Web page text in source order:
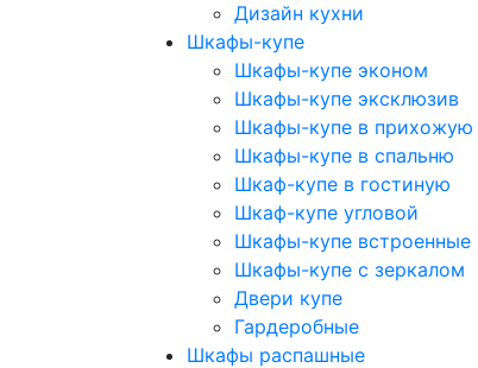
Дизайн кухни
Шкафы-купе
Шкафы-купе эконом
Шкафы-купе эксклюзив
Шкафы-купе в прихожую
Шкафы-купе в спальню
Шкаф-купе в гостиную
Шкаф-купе угловой
Шкафы-купе встроенные
Шкафы-купе с зеркалом
Двери купе
Гардеробные
Шкафы распашные